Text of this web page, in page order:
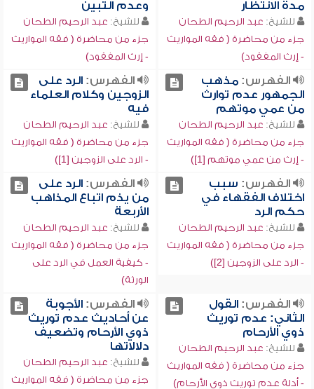
مدة الانتظار
للشيخ: عبد الرحيم الطحان
جزء من محاضرة ( فقه المواريث
- إرث المفقود)
وعدم التبين
للشيخ: عبد الرحيم الطحان
جزء من محاضرة ( فقه المواريث
- إرث المفقود)
الفهرس:مذهب
الجمهور عدم توارث
من عمي موتهم
للشيخ: عبد الرحيم الطحان
جزء من محاضرة ( فقه المواريث
- إرث من عمي موتهم [1])
الفهرس:الرد على
الزوجين وكلام العلماء
فيه
للشيخ: عبد الرحيم الطحان
جزء من محاضرة ( فقه المواريث
- الرد على الزوجين [1])
الفهرس: سبب
اختلاف الفقهاء في
حكم الرد
للشيخ: عبد الرحيم الطحان
جزء من محاضرة ( فقه المواريث
- الرد على الزوجين [2])
الفهرس:الرد على
من يذم اتباع المذاهب
الأربعة
للشيخ: عبد الرحيم الطحان
جزء من محاضرة ( فقه المواريث
- كيفية العمل في الرد على
الورثة)
الفهرس:القول
الثاني: عدم توريث
ذوي الأرحام
للشيخ: عبد الرحيم الطحان
جزء من محاضرة ( فقه المواريث
- أدلة عدم توريث ذوي الأرحام)
الفهرس:الأجوبة
عن أحاديث عدم توريث
ذوي الأرحام وتضعيف
دلالاتها
للشيخ: عبد الرحيم الطحان
جزء من محاضرة ( فقه المواريث